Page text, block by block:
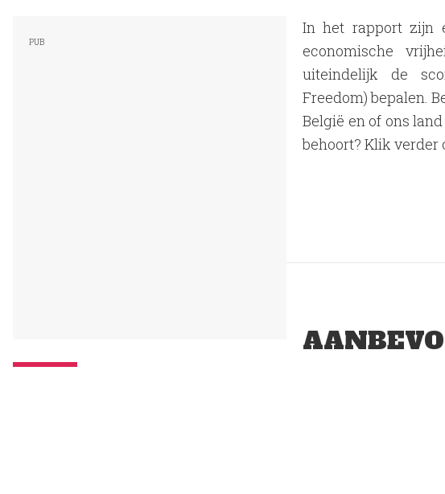
In het rapport zijn
economische
uiteindelijk de
Freedom) bepalen.
België en of ons
behoort? Klik verder